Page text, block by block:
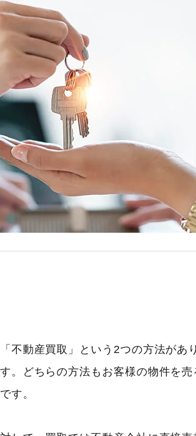
不動産買取」という2つの方法があ
。どちらの方法もお客様の物件を売
す。